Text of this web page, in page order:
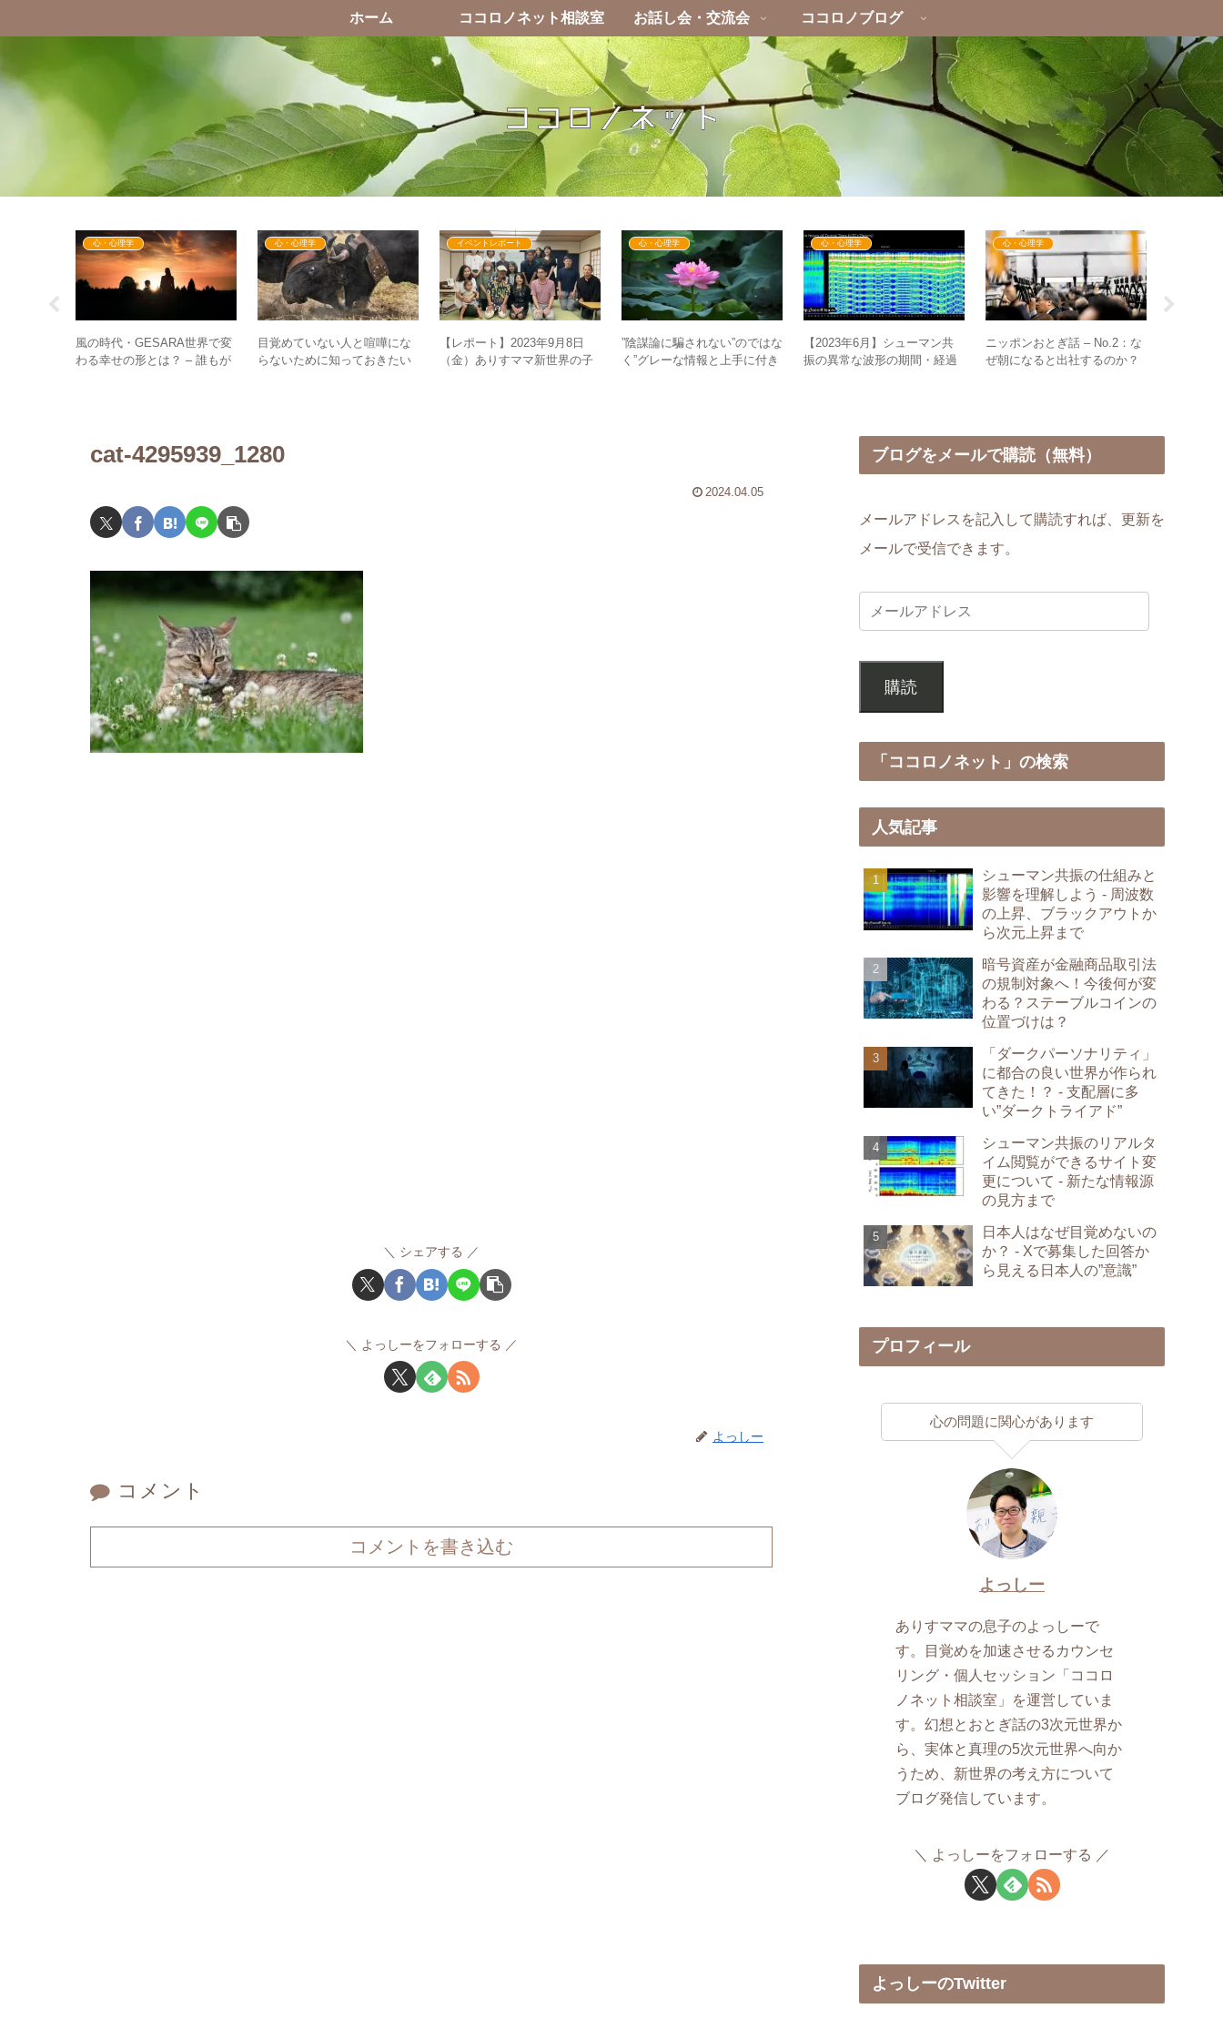
ホーム ココロノネット相談室 お話し会・交流会 ココロノブログ
心・心理学
風の時代・GESARA世界で変
わる幸せの形とは？ – 誰もが
心・心理学
目覚めていない人と喧嘩にな
らないために知っておきたい
イベントレポート
【レポート】2023年9月8日
（金）ありすママ新世界の子
心・心理学
”陰謀論に騙されない”のではな
く”グレーな情報と上手に付き
心・心理学
【2023年6月】シューマン共
振の異常な波形の期間・経過
心・心理学
ニッポンおとぎ話 – No.2：な
ぜ朝になると出社するのか？
cat-4295939_1280
2024.04.05
シェアする
よっしーをフォローする
よっしー
コメント
コメントを書き込む
ブログをメールで購読（無料）
メールアドレスを記入して購読すれば、更新を
メールで受信できます。
購読
「ココロノネット」の検索
人気記事
シューマン共振の仕組みと
影響を理解しよう - 周波数
の上昇、ブラックアウトか
ら次元上昇まで
暗号資産が金融商品取引法
の規制対象へ！今後何が変
わる？ステーブルコインの
位置づけは？
「ダークパーソナリティ」
に都合の良い世界が作られ
てきた！？ - 支配層に多
い”ダークトライアド”
シューマン共振のリアルタ
イム閲覧ができるサイト変
更について - 新たな情報源
の見方まで
日本人はなぜ目覚めないの
か？ - Xで募集した回答か
ら見える日本人の”意識”
プロフィール
心の問題に関心があります
よっしー
ありすママの息子のよっしーで
す。目覚めを加速させるカウンセ
リング・個人セッション「ココロ
ノネット相談室」を運営していま
す。幻想とおとぎ話の3次元世界か
ら、実体と真理の5次元世界へ向か
うため、新世界の考え方について
ブログ発信しています。
よっしーをフォローする
よっしーのTwitter